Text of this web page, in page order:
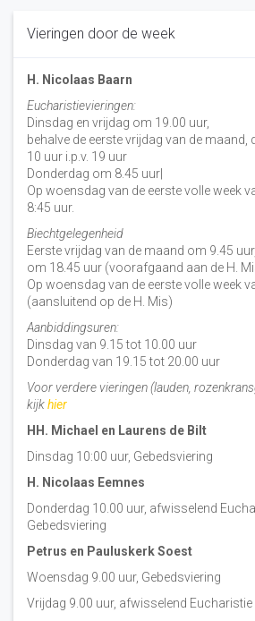
Vieringen door de week
H. Nicolaas Baarn
Eucharistievieringen:
Dinsdag en vrijdag om 19.00 uur,
behalve de eerste vrijdag van de maand,
10 uur i.p.v. 19 uur
Donderdag om 8.45 uur|
Op woensdag van de eerste volle week
8:45 uur.
Biechtgelegenheid
Eerste vrijdag van de maand om 9.45
om 18.45 uur (voorafgaand aan de H.
Op woensdag van de eerste volle week
(aansluitend op de H. Mis)
Aanbiddingsuren:
Dinsdag van 9.15 tot 10.00 uur
Donderdag van 19.15 tot 20.00 uur
Voor verdere vieringen (lauden,
kijkhier
HH. Michael en Laurens de Bilt
Dinsdag 10:00 uur, Gebedsviering
H. Nicolaas Eemnes
Donderdag 10.00 uur, afwisselend
Gebedsviering
Petrus en Pauluskerk Soest
Woensdag 9.00 uur, Gebedsviering
Vrijdag 9.00 uur, afwisselend Eucharistie